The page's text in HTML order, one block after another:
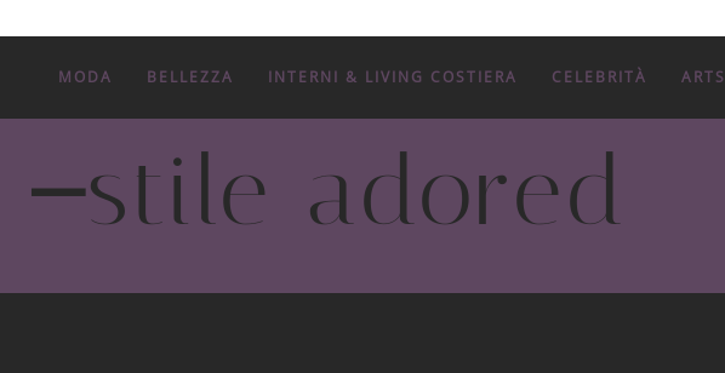
MODA BELLEZZA INTERNI & LIVING COSTIERA CELEBRITÀ ARTS
-stile adored